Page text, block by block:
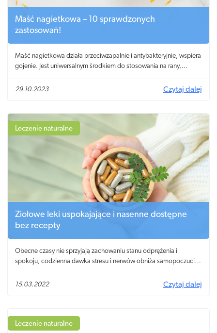
Maść nagietkowa – 10 sprawdzonych
zastosowań!
Maść nagietkowa działa przeciwzapalnie i antybakteryjnie, wspiera
gojenie. Jest uniwersalnym środkiem do stosowania na rany,
29.10.2023
Czytaj dalej
Leczenie naturalne
Ziołowe leki uspokajające i nasenne dostępne
bez recepty
Obecne czasy nie sprzyjają zachowaniu stanu odprężenia i
spokoju, codzienna dawka stresu i nerwów obniża samopoczucie i
regenerującego snu pogarsza jakość życia i może powodować
15.03.2022 Czytaj dalej
Leczenie naturalne